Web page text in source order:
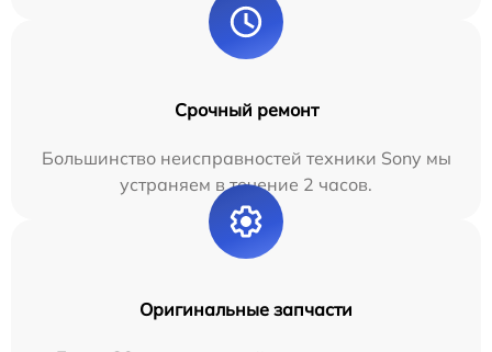
Срочный ремонт
Большинство неисправностей техники Sony мы
устраняем в течение 2 часов.
Оригинальные запчасти